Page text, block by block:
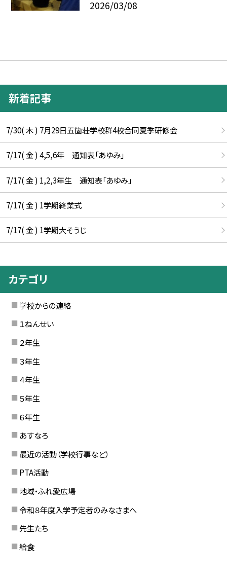
2026/03/08
新着記事
7/30( 木 ) 7月29日五箇荘学校群4校合同夏季研修会
7/17( 金 ) 4,5,6年 通知表「あゆみ」
7/17( 金 ) 1,2,3年生 通知表「あゆみ」
7/17( 金 ) 1学期終業式
7/17( 金 ) 1学期大そうじ
カテゴリ
学校からの連絡
１ねんせい
２年生
３年生
４年生
５年生
６年生
あすなろ
最近の活動（学校行事など）
PTA活動
地域・ふれ愛広場
令和８年度入学予定者のみなさまへ
先生たち
給食